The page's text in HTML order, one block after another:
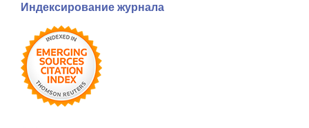
Индексирование журнала